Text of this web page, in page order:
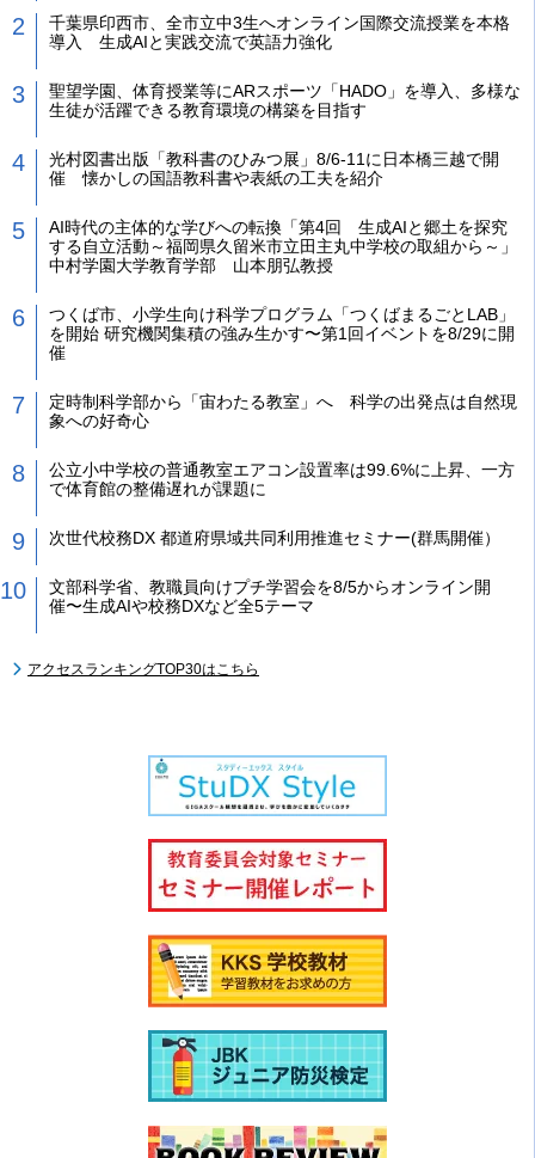
千葉県印西市、全市立中3生へオンライン国際交流授業を本格
導入 生成AIと実践交流で英語力強化
聖望学園、体育授業等にARスポーツ「HADO」を導入、多様な
生徒が活躍できる教育環境の構築を目指す
光村図書出版「教科書のひみつ展」8/6-11に日本橋三越で開
催 懐かしの国語教科書や表紙の工夫を紹介
AI時代の主体的な学びへの転換「第4回 生成AIと郷土を探究
する自立活動～福岡県久留米市立田主丸中学校の取組から～」
中村学園大学教育学部 山本朋弘教授
つくば市、小学生向け科学プログラム「つくばまるごとLAB」
を開始 研究機関集積の強み生かす〜第1回イベントを8/29に開
催
定時制科学部から「宙わたる教室」へ 科学の出発点は自然現
象への好奇心
公立小中学校の普通教室エアコン設置率は99.6%に上昇、一方
で体育館の整備遅れが課題に
次世代校務DX 都道府県域共同利用推進セミナー(群馬開催）
文部科学省、教職員向けプチ学習会を8/5からオンライン開
催〜生成AIや校務DXなど全5テーマ
アクセスランキングTOP30はこちら